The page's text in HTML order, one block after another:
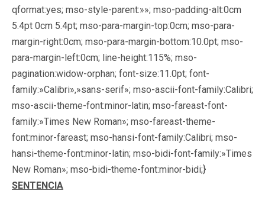
qformat:yes; mso-style-parent:»»; mso-padding-alt:0cm
5.4pt 0cm 5.4pt; mso-para-margin-top:0cm; mso-para-
margin-right:0cm; mso-para-margin-bottom:10.0pt; mso-
para-margin-left:0cm; line-height:115%; mso-
pagination:widow-orphan; font-size:11.0pt; font-
family:»Calibri»,»sans-serif»; mso-ascii-font-family:Calibri;
mso-ascii-theme-font:minor-latin; mso-fareast-font-
family:»Times New Roman»; mso-fareast-theme-
font:minor-fareast; mso-hansi-font-family:Calibri; mso-
hansi-theme-font:minor-latin; mso-bidi-font-family:»Times
New Roman»; mso-bidi-theme-font:minor-bidi;}
SENTENCIA